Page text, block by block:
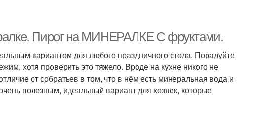
Пирог на МИНЕРАЛКЕ C фруктами.
вариантом для любого праздничного стола. Порадуйте
хотя проверить это тяжело. Вроде на кухне никого не
от собратьев в том, что в нём есть минеральная вода и
полезным, идеальный вариант для хозяек, которые